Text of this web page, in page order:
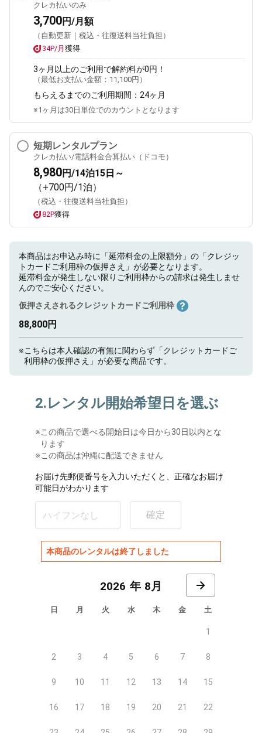
クレカ払いのみ
3,700円/月額
（自動更新｜税込・往復送料当社負担）
34P/月 獲得
3ヶ月 以上のご利用で解約料が0円！
（最低お支払い金額： 11,100円 ）
もらえるまでのご利用期間： 24ヶ月
※1ヶ月は30日単位でのカウントとなります
短期レンタルプラン
クレカ払い/電話料金合算払い（ドコモ）
8,980円/14泊15日～
（+700円/1泊）
（税込・往復送料当社負担）
82P獲得
本商品はお申込み時に「延滞料金の上限額分」の「クレジッ
トカードご利用枠の仮押さえ」が必要となります。
延滞料金が発生しない限りご利用枠からの請求は発生しませ
んのでご安心ください。
仮押さえされるクレジットカードご利用枠
88,800円
※こちらは本人確認の有無に関わらず「クレジットカードご
利用枠の仮押さえ」が必要な商品です。
2.レンタル開始希望日を選ぶ
※この商品で選べる開始日は今日から30日以内とな
ります
※この商品は沖縄に配送できません
お届け先郵便番号を入力いただくと、正確なお届け
可能日がわかります
確定
本商品のレンタルは終了しました
8月
日 月 火 水 木 金 土
1
2 3 4 5 6 7 8
9 10 11 12 13 14 15
16 17 18 19 20 21 22